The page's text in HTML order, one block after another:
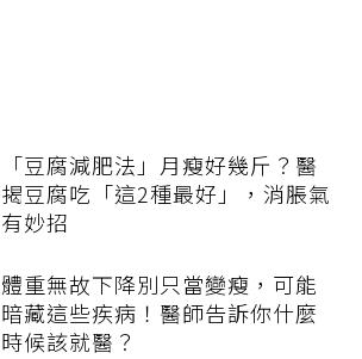
「豆腐減肥法」月瘦好幾斤？醫
揭豆腐吃「這2種最好」，消脹氣
有妙招
體重無故下降別只當變瘦，可能
暗藏這些疾病！醫師告訴你什麼
時候該就醫？